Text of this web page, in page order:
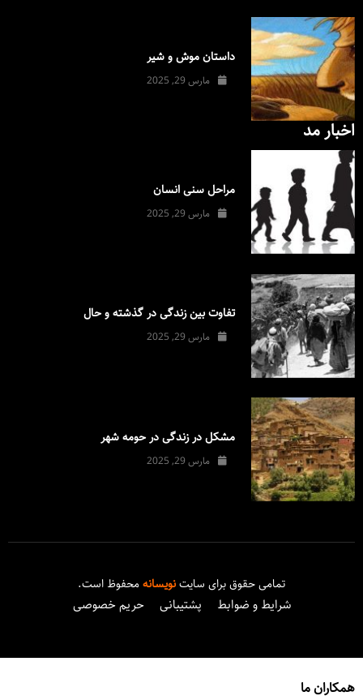
داستان موش و شیر
مارس 29, 2025
اخبار مد
مراحل سنی انسان
مارس 29, 2025
تفاوت بین زندگی در گذشته و حال
مارس 29, 2025
مشکل در زندگی در حومه شهر
مارس 29, 2025
تمامی حقوق برای سایتنویسانهمحفوظ است.
شرایط و ضوابط پشتیبانی حریم خصوصی
همکاران ما